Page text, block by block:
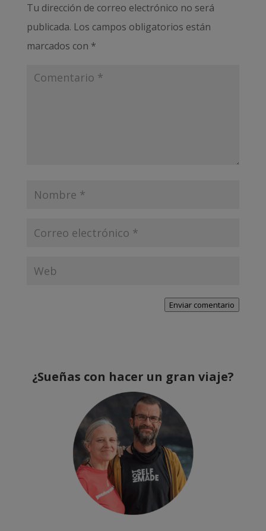
Tu dirección de correo electrónico no será
publicada. Los campos obligatorios están
marcados con *
Enviar comentario
¿Sueñas con hacer un gran viaje?